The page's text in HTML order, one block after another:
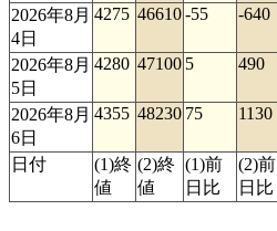
2026年8月
4日
4275 46610-55 -640
2026年8月
5日
4280 47100 5 490
2026年8月
6日
4355 48230 75 1130
日付
(1)終
値
(2)終
値
(1)前
日比
(2)前
日比